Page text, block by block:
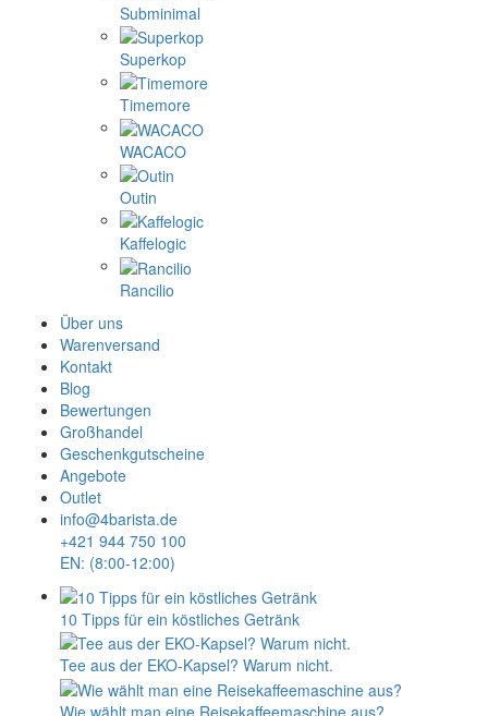
Subminimal
Superkop
Timemore
WACACO
Outin
Kaffelogic
Rancilio
Über uns
Warenversand
Kontakt
Blog
Bewertungen
Großhandel
Geschenkgutscheine
Angebote
Outlet
info@4barista.de
+421 944 750 100
EN: (8:00-12:00)
10 Tipps für ein köstliches Getränk
Tee aus der EKO-Kapsel? Warum nicht.
Wie wählt man eine Reisekaffeemaschine aus?